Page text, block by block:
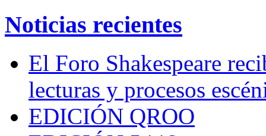
Noticias recientes
El Foro Shakespeare
lecturas y procesos
EDICIÓN QROO